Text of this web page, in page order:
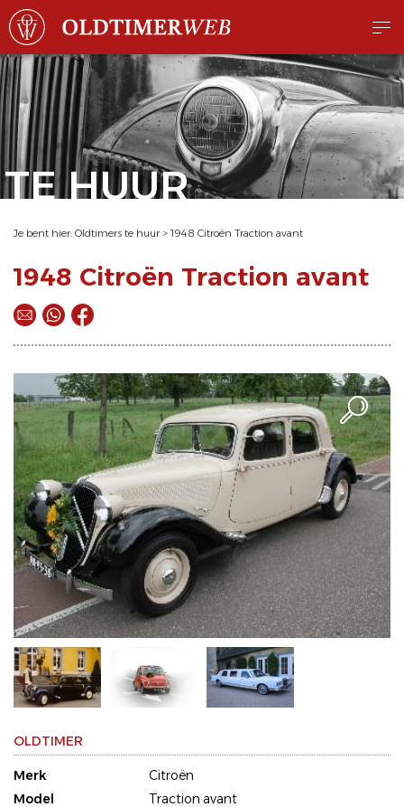
TE HUUR
Je bent hier: Oldtimers te huur > 1948 Citroën Traction avant
1948 Citroën Traction avant
OLDTIMER
Merk
Citroën
Model
Traction avant